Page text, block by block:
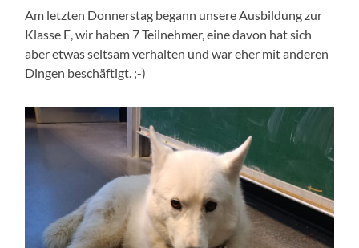
Am letzten Donnerstag begann unsere Ausbildung zur
Klasse E, wir haben 7 Teilnehmer, eine davon hat sich
aber etwas seltsam verhalten und war eher mit anderen
Dingen beschäftigt. ;-)